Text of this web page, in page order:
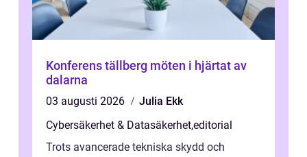
Konferens tällberg möten i hjärtat av
dalarna
03 augusti 2026
Julia Ekk
Cybersäkerhet & Datasäkerhet,editorial
Trots avancerade tekniska skydd och